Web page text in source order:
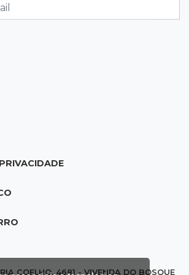
F-1000 na Av. Heráclito
3.042
R$ 165 milhões
renovável
biodiesel cresce 32% em MS e
no Noroeste
COELHO, 4681 - VIVENDA DO BOSQUE